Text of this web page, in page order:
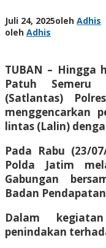
Juli 24, 2025oleh Adhis
oleh Adhis
TUBAN – Hingga
Patuh Semeru
(Satlantas)
menggencarkan
lintas (Lalin)
Pada Rabu (23/
Polda Jatim
Gabungan
Badan
Dalam
penindakan